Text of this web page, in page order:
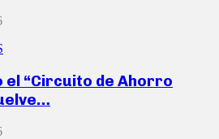
el “Circuito de Ahorro